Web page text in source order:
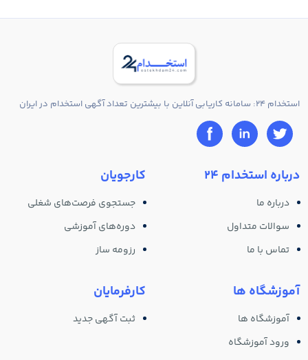
استخدام 24: سامانه کاریابی آنلاین با بیشترین تعداد آگهی استخدام در ایران
درباره استخدام 24
درباره ما
سوالات متداول
تماس با ما
آموزشگاه ها
آموزشگاه ها
ورود آموزشگاه
کارجویان
جستجوی فرصت‌های شغلی
دوره‌های آموزشی
رزومه ساز
کارفرمایان
ثبت آگهی جدید